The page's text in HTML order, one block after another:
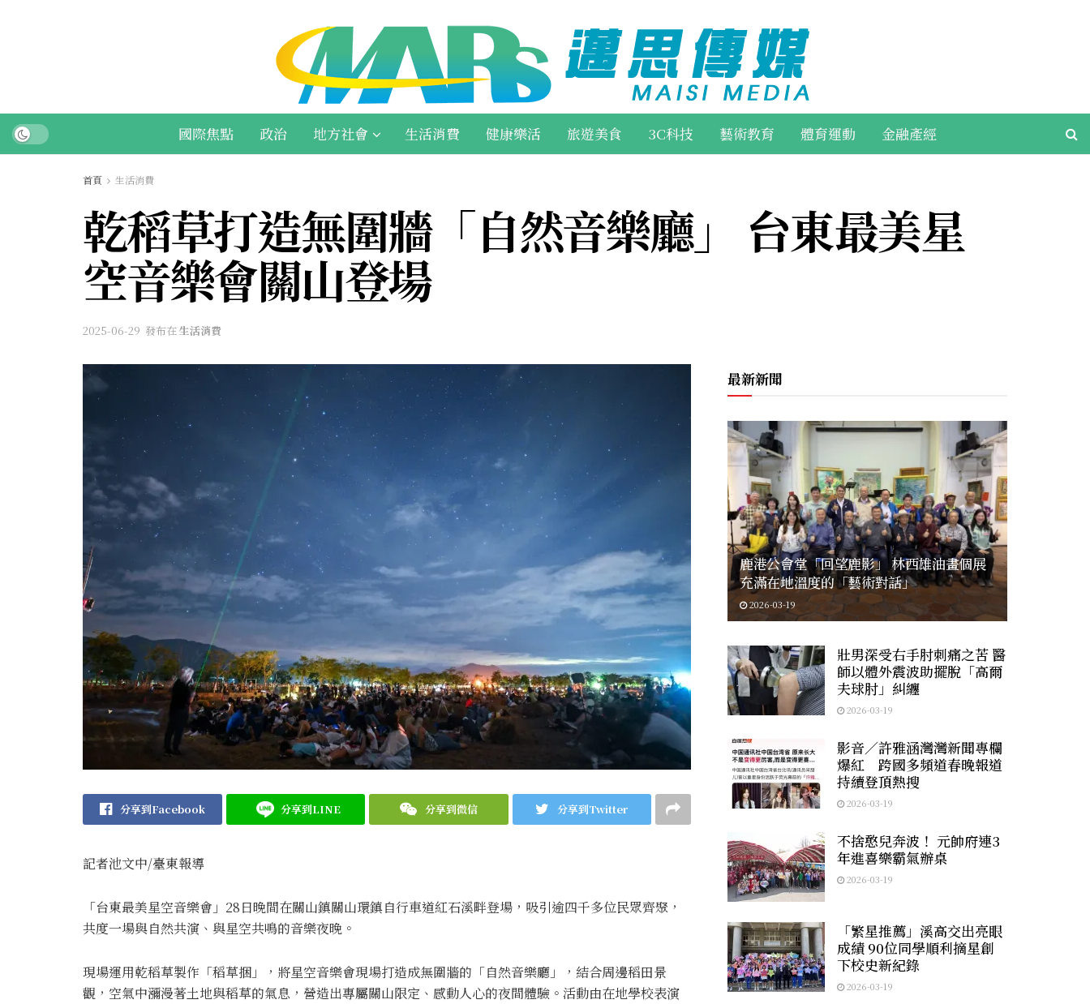
國際焦點 政治 地方社會 生活消費 健康樂活 旅遊美食 3C科技 藝術教育 體育運動 金融產經
首頁 生活消費
乾稻草打造無圍牆「自然音樂廳」 台東最美星
空音樂會關山登場
2025-06-29 發布在生活消費
分享到Facebook 分享到LINE 分享到微信 分享到Twitter
記者池文中/臺東報導
「台東最美星空音樂會」28日晚間在關山鎮關山環鎮自行車道紅石溪畔登場，吸引逾四千多位民眾齊聚，
共度一場與自然共演、與星空共鳴的音樂夜晚。
現場運用乾稻草製作「稻草捆」，將星空音樂會現場打造成無圍牆的「自然音樂廳」，結合周邊稻田景
觀，空氣中瀰漫著土地與稻草的氣息，營造出專屬關山限定、感動人心的夜間體驗。活動由在地學校表演
最新新聞
鹿港公會堂「回望鹿影」 林西雄油畫個展
充滿在地溫度的「藝術對話」
2026-03-19
壯男深受右手肘刺痛之苦 醫
師以體外震波助擺脫「高爾
夫球肘」糾纏
2026-03-19
影音／許雅涵灣灣新聞專欄
爆紅 跨國多頻道春晚報道
持續登頂熱搜
2026-03-19
不捨憨兒奔波！ 元帥府連3
年進喜樂霸氣辦桌
2026-03-19
「繁星推薦」溪高交出亮眼
成績 90位同學順利摘星創
下校史新紀錄
2026-03-19